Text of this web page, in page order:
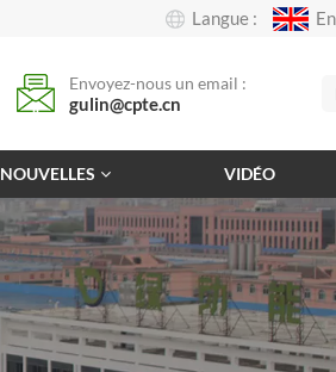
Langue :
Envoyez-nous un email :
gulin@cpte.cn
NOUVELLES VIDÉO